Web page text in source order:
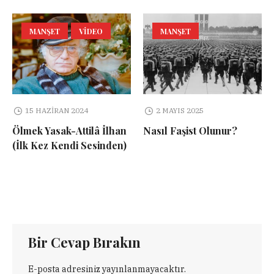
MANŞET VIDEO
15 HAZIRAN 2024
Ölmek Yasak-Attilâ İlhan
(İlk Kez Kendi Sesinden)
MANŞET
2 MAYIS 2025
Nasıl Faşist Olunur?
Bir Cevap Bırakın
E-posta adresiniz yayınlanmayacaktır.